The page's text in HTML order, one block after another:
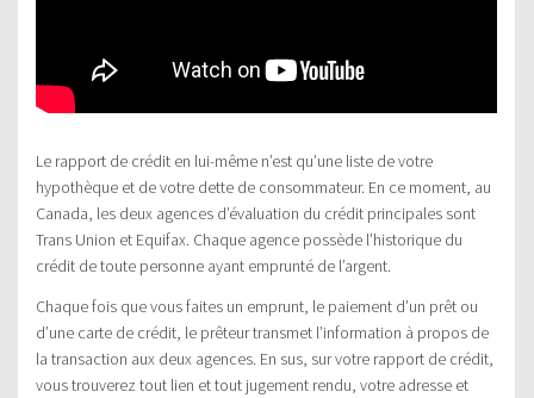
Le rapport de crédit en lui-même n’est qu’une liste de votre
hypothèque et de votre dette de consommateur. En ce moment, au
Canada, les deux agences d’évaluation du crédit principales sont
Trans Union et Equifax. Chaque agence possède l’historique du
crédit de toute personne ayant emprunté de l’argent.
Chaque fois que vous faites un emprunt, le paiement d’un prêt ou
d’une carte de crédit, le prêteur transmet l’information à propos de
la transaction aux deux agences. En sus, sur votre rapport de crédit,
vous trouverez tout lien et tout jugement rendu, votre adresse et